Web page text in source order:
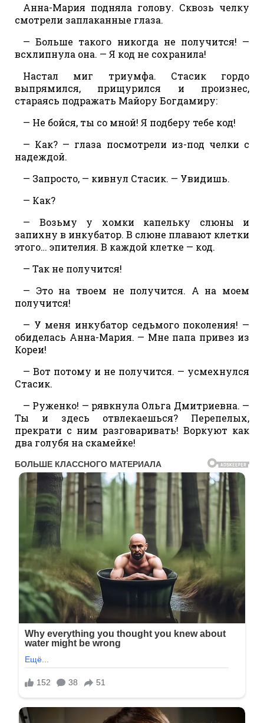
Анна-Мария подняла голову. Сквозь челку
смотрели заплаканные глаза.
— Больше такого никогда не получится! —
всхлипнула она. — Я код не сохранила!
Настал миг триумфа. Стасик гордо
выпрямился, прищурился и произнес,
стараясь подражать Майору Богдамиру:
— Не бойся, ты со мной! Я подберу тебе код!
— Как? — глаза посмотрели из-под челки с
надеждой.
— Запросто, — кивнул Стасик. — Увидишь.
— Как?
— Возьму у хомки капельку слюны и
запихну в инкубатор. В слюне плавают клетки
этого… эпителия. В каждой клетке — код.
— Так не получится!
— Это на твоем не получится. А на моем
получится!
— У меня инкубатор седьмого поколения! —
обиделась Анна-Мария. — Мне папа привез из
Кореи!
— Вот потому и не получится. — усмехнулся
Стасик.
— Руженко! — рявкнула Ольга Дмитриевна. —
Ты и здесь отвлекаешься? Перепелых,
прекрати с ним разговаривать! Воркуют как
два голубя на скамейке!